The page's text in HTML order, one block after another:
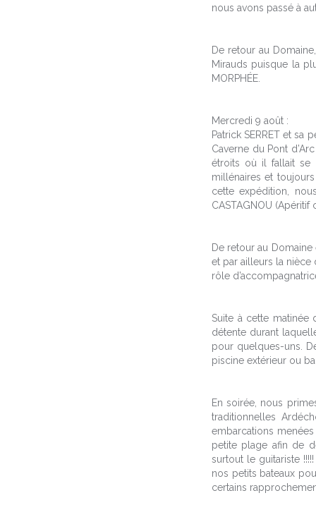
nous avons passé à
De retour au
Mirauds puisque la
MORPHÉE.
Mercredi 9 août :
Patrick SERRET et sa
Caverne du Pont
étroits où il fallait se
millénaires et
cette expédition,
CASTAGNOU
De retour au
et par ailleurs la nièce
rôle
Suite à cette
détente durant
pour quelques-uns.
piscine extérieur ou
En soirée, nous
traditionnelles
embarcations
petite plage afin de
surtout le guitariste
nos petits bateaux
certains